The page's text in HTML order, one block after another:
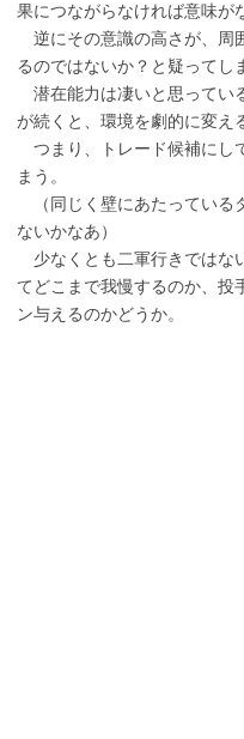
果につながらなければ意味が
逆にその意識の高さが、周
るのではないか？と疑ってし
潜在能力は凄いと思ってい
が続くと、環境を劇的に変え
つまり、トレード候補にし
まう。
（同じく壁にあたっている
ないかなあ）
少なくとも二軍行きではな
てどこまで我慢するのか、投
ン与えるのかどうか。